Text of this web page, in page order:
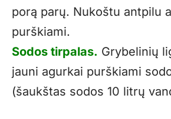
porą parų. Nukoštu antpilu
purškiami.
Sodos tirpalas. Grybelinių
jauni agurkai purškiami
(šaukštas sodos 10 litrų